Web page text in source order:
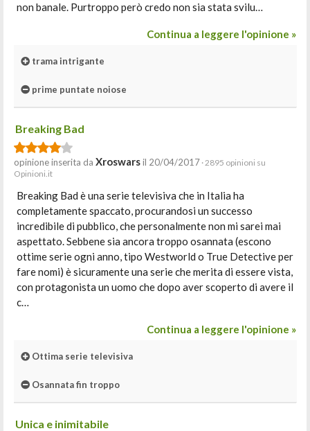
non banale. Purtroppo però credo non sia stata svilu…
Continua a leggere l'opinione »
trama intrigante
prime puntate noiose
Breaking Bad
opinione inserita da Xroswarsil 20/04/2017 · 2895 opinioni su
Opinioni.it
Breaking Bad è una serie televisiva che in Italia ha
completamente spaccato, procurandosi un successo
incredibile di pubblico, che personalmente non mi sarei mai
aspettato. Sebbene sia ancora troppo osannata (escono
ottime serie ogni anno, tipo Westworld o True Detective per
fare nomi) è sicuramente una serie che merita di essere vista,
con protagonista un uomo che dopo aver scoperto di avere il
c…
Continua a leggere l'opinione »
Ottima serie televisiva
Osannata fin troppo
Unica e inimitabile